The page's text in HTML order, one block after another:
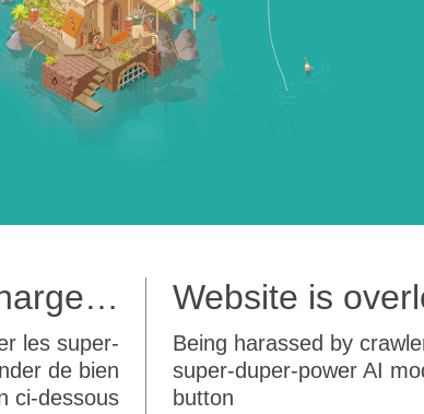
les super-
de bien
ci-dessous
Website is
Being harassed by
super-duper-power AI
button